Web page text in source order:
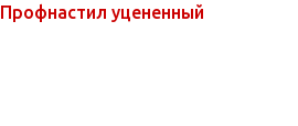
Профнастил уцененный